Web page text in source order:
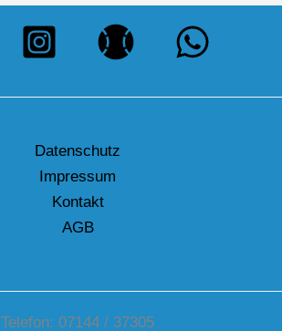
Datenschutz
Impressum
Kontakt
AGB
Telefon: 07144 / 37305